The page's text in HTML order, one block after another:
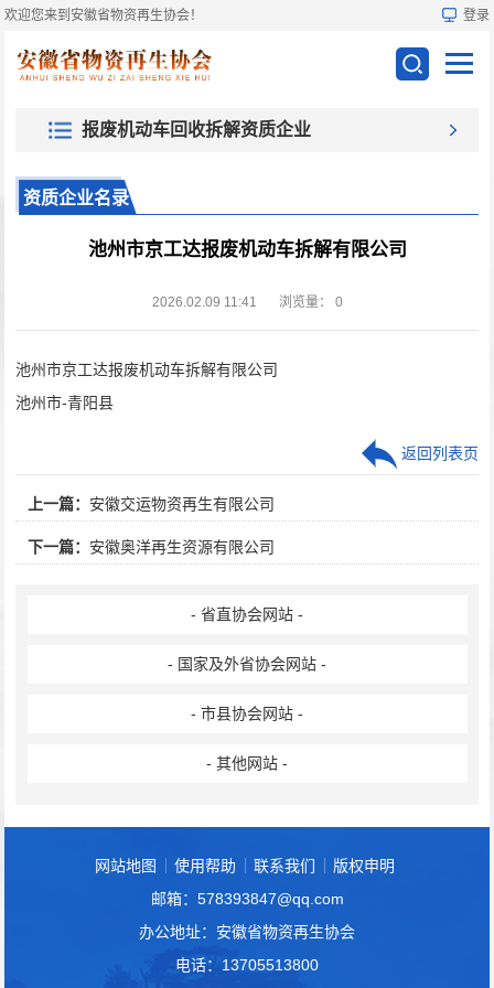
欢迎您来到安徽省物资再生协会！ 登录
报废机动车回收拆解资质企业
资质企业名录
池州市京工达报废机动车拆解有限公司
2026.02.09 11:41 浏览量： 0
池州市京工达报废机动车拆解有限公司
池州市-青阳县
上一篇： 安徽交运物资再生有限公司
下一篇： 安徽奥洋再生资源有限公司
返回列表页
- 省直协会网站 -
- 国家及外省协会网站 -
- 市县协会网站 -
- 其他网站 -
网站地图 使用帮助 联系我们
版权申明
邮箱：578393847@qq.com
办公地址：安徽省物资再生协会
电话：13705513800